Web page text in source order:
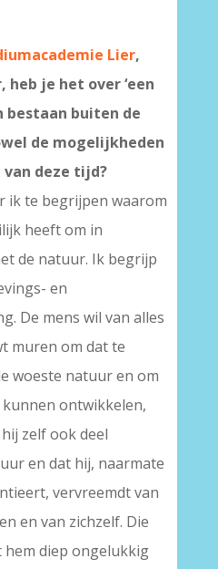
Lier,
je het over ‘een
bestaan buiten de
de mogelijkheden
deze tijd?
ik te begrijpen waarom
heeft om in
de natuur. Ik begrijp
en
De mens wil van alles
muren om dat te
woeste natuur en om
ontwikkelen,
zelf ook deel
en dat hij, naarmate
vervreemdt van
en van zichzelf. Die
diep ongelukkig